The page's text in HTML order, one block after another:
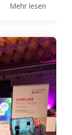
Mehr lesen